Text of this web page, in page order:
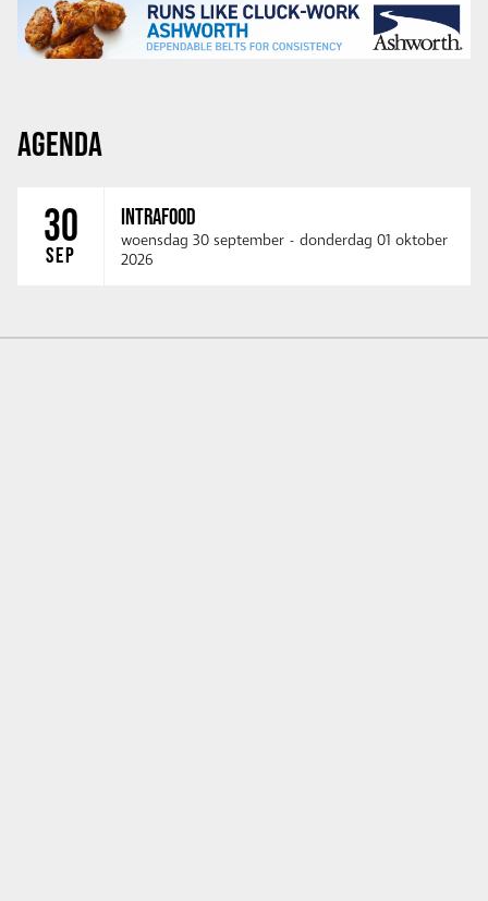
AGENDA
30
SEP
INTRAFOOD
woensdag 30 september - donderdag 01 oktober
2026